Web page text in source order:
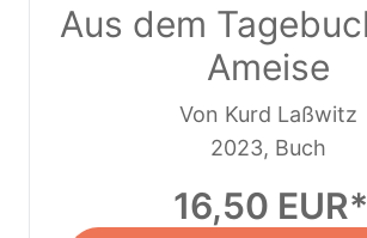
Aus dem
Ameise
Von Kurd Laßwitz
2023, Buch
16,50 EUR